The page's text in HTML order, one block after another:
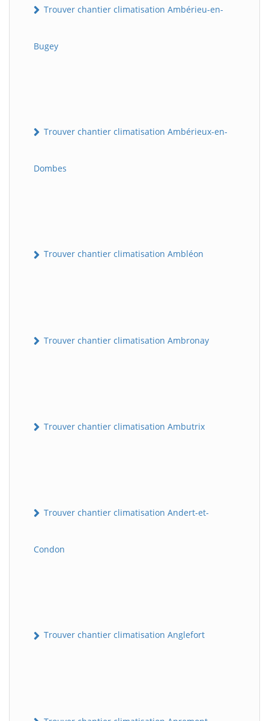
Trouver chantier climatisation Ambérieu-en-
Bugey
Trouver chantier climatisation Ambérieux-en-
Dombes
Trouver chantier climatisation Ambléon
Trouver chantier climatisation Ambronay
Trouver chantier climatisation Ambutrix
Trouver chantier climatisation Andert-et-
Condon
Trouver chantier climatisation Anglefort